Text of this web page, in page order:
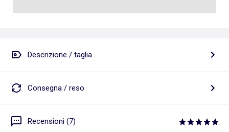
Descrizione / taglia
Consegna / reso
Recensioni (7)